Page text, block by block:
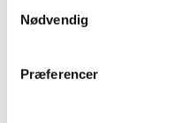
Nødvendig
Præferencer
ansøgninger inden for
Ansøgningerne skal